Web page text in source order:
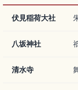
伏見稲荷大社
八坂神社
清水寺